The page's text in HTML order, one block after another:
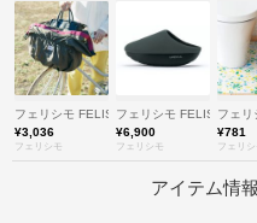
フェリシモ FELISSIMO
¥3,036
フェリシモ
フェリシモ FELISSIMO
¥6,900
フェリシモ
フェ
¥781
フェリシ
アイテム情